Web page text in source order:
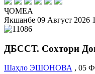
ҶОМЕА
Якшанбе 09 Август 2026
ДБССТ. Сохтори
Шаҳло ЭШОНОВА , 05